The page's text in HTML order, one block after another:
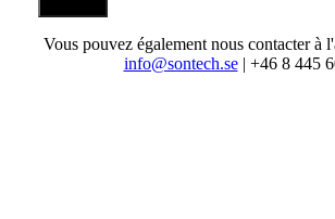
Vous pouvez également nous contacter à
info@sontech.se| +46 8 445